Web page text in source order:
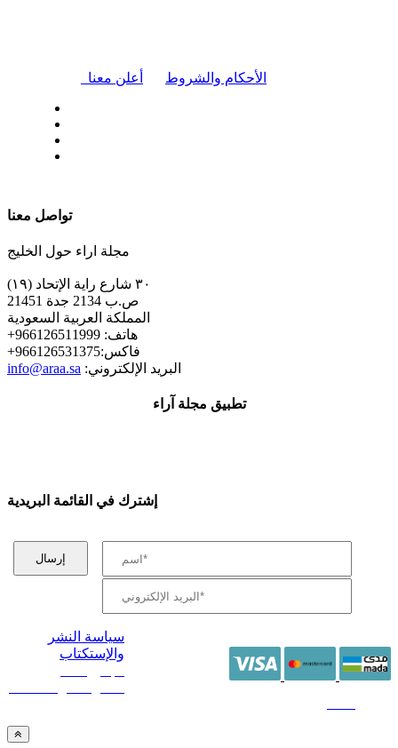
أعلن معنا الأحكام والشروط
تواصل معنا
مجلة اراء حول الخليج
٣٠ شارع راية الإتحاد (١٩)
ص.ب 2134 جدة 21451
المملكة العربية السعودية
+هاتف: 966126511999
+فاكس:966126531375
info@araa.sa :البريد الإلكتروني
تطبيق مجلة آراء
إشترك في القائمة البريدية
سياسة النشر
والإستكتاب